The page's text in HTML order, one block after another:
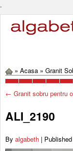
.
» Acasa » Granit
← Granit sobru pentru
ALI_2190
By algabeth | Published